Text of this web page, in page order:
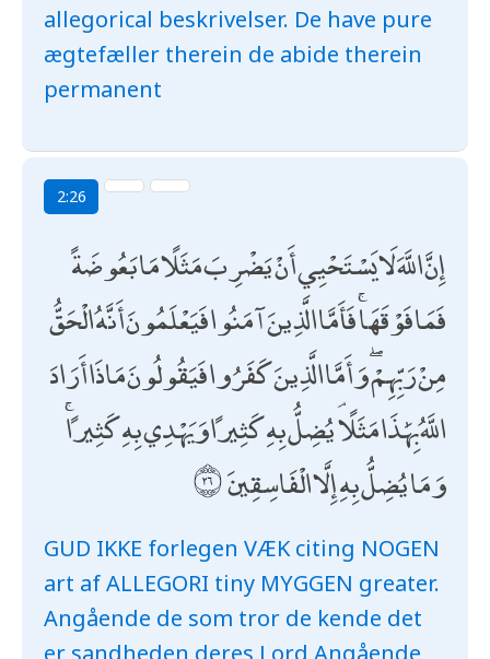
allegorical beskrivelser. De have pure
ægtefæller therein de abide therein
permanent
2:26
إِنَّ اللَّهَ لَا يَسْتَحْيِي أَنْ يَضْرِبَ مَثَلًا مَا بَعُوضَةً
فَمَا فَوْقَهَا ۚ فَأَمَّا الَّذِينَ آمَنُوا فَيَعْلَمُونَ أَنَّهُ الْحَقُّ
مِنْ رَبِّهِمْ ۖ وَأَمَّا الَّذِينَ كَفَرُوا فَيَقُولُونَ مَاذَا أَرَادَ
اللَّهُ بِهَٰذَا مَثَلًا ۘ يُضِلُّ بِهِ كَثِيرًا وَيَهْدِي بِهِ كَثِيرًا ۚ
وَمَا يُضِلُّ بِهِ إِلَّا الْفَاسِقِينَ
GUD IKKE forlegen VÆK citing NOGEN
art af ALLEGORI tiny MYGGEN greater.
Angående de som tror de kende det
er sandheden deres Lord Angående